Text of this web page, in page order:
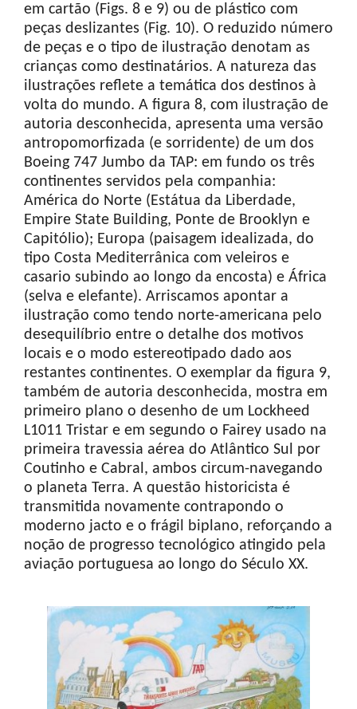
em cartão (Figs. 8 e 9) ou de plástico com
peças deslizantes (Fig. 10). O reduzido número
de peças e o tipo de ilustração denotam as
crianças como destinatários. A natureza das
ilustrações reflete a temática dos destinos à
volta do mundo. A figura 8, com ilustração de
autoria desconhecida, apresenta uma versão
antropomorfizada (e sorridente) de um dos
Boeing 747 Jumbo da TAP: em fundo os três
continentes servidos pela companhia:
América do Norte (Estátua da Liberdade,
Empire State Building, Ponte de Brooklyn e
Capitólio); Europa (paisagem idealizada, do
tipo Costa Mediterrânica com veleiros e
casario subindo ao longo da encosta) e África
(selva e elefante). Arriscamos apontar a
ilustração como tendo norte-americana pelo
desequilíbrio entre o detalhe dos motivos
locais e o modo estereotipado dado aos
restantes continentes. O exemplar da figura 9,
também de autoria desconhecida, mostra em
primeiro plano o desenho de um Lockheed
L1011 Tristar e em segundo o Fairey usado na
primeira travessia aérea do Atlântico Sul por
Coutinho e Cabral, ambos circum-navegando
o planeta Terra. A questão historicista é
transmitida novamente contrapondo o
moderno jacto e o frágil biplano, reforçando a
noção de progresso tecnológico atingido pela
aviação portuguesa ao longo do Século XX.